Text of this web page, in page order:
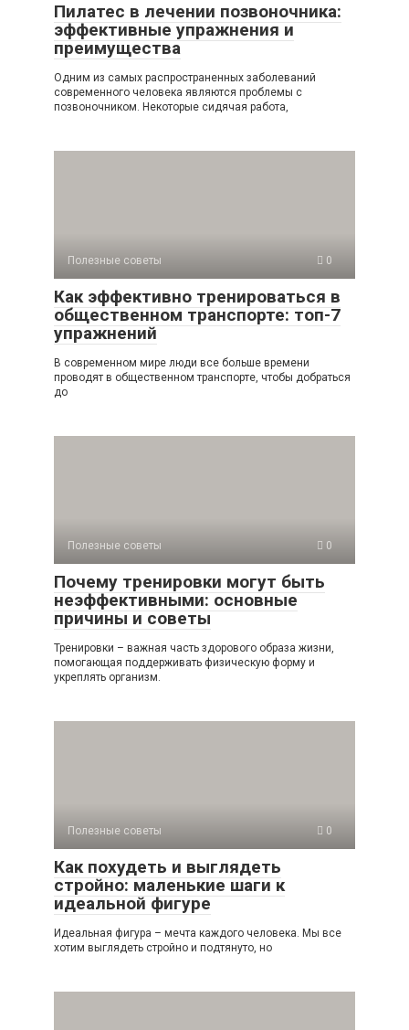
Пилатес в лечении позвоночника:
эффективные упражнения и
преимущества
Одним из самых распространенных заболеваний
современного человека являются проблемы с
позвоночником. Некоторые сидячая работа,
Полезные советы 0
Как эффективно тренироваться в
общественном транспорте: топ-7
упражнений
В современном мире люди все больше времени
проводят в общественном транспорте, чтобы добраться
до
Полезные советы 0
Почему тренировки могут быть
неэффективными: основные
причины и советы
Тренировки – важная часть здорового образа жизни,
помогающая поддерживать физическую форму и
укреплять организм.
Полезные советы 0
Как похудеть и выглядеть
стройно: маленькие шаги к
идеальной фигуре
Идеальная фигура – мечта каждого человека. Мы все
хотим выглядеть стройно и подтянуто, но